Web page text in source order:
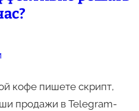
кофе пишете скрипт,
продажи в Telegram-